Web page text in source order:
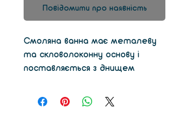
Повідомити про наявність
Смоляна ванна має металеву
та скловолоконну основу і
поставляється з днищем
використана понад 1000 разів